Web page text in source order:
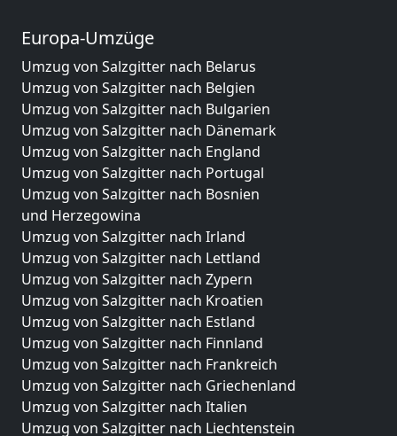
Europa-Umzüge
Umzug von Salzgitter nach Belarus
Umzug von Salzgitter nach Belgien
Umzug von Salzgitter nach Bulgarien
Umzug von Salzgitter nach Dänemark
Umzug von Salzgitter nach England
Umzug von Salzgitter nach Portugal
Umzug von Salzgitter nach Bosnien
und Herzegowina
Umzug von Salzgitter nach Irland
Umzug von Salzgitter nach Lettland
Umzug von Salzgitter nach Zypern
Umzug von Salzgitter nach Kroatien
Umzug von Salzgitter nach Estland
Umzug von Salzgitter nach Finnland
Umzug von Salzgitter nach Frankreich
Umzug von Salzgitter nach Griechenland
Umzug von Salzgitter nach Italien
Umzug von Salzgitter nach Liechtenstein